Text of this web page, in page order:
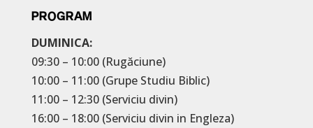
PROGRAM
DUMINICA:
09:30 – 10:00 (Rugăciune)
10:00 – 11:00 (Grupe Studiu Biblic)
11:00 – 12:30 (Serviciu divin)
16:00 – 18:00 (Serviciu divin in Engleza)